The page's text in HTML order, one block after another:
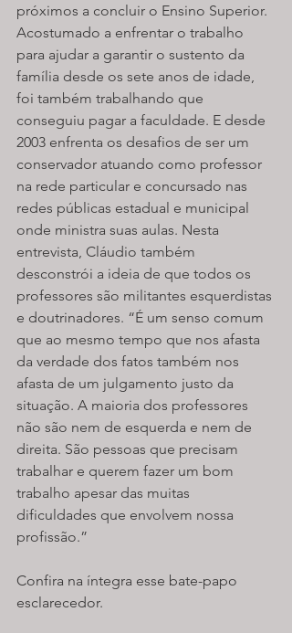
próximos a concluir o Ensino Superior.
Acostumado a enfrentar o trabalho
para ajudar a garantir o sustento da
família desde os sete anos de idade,
foi também trabalhando que
conseguiu pagar a faculdade. E desde
2003 enfrenta os desafios de ser um
conservador atuando como professor
na rede particular e concursado nas
redes públicas estadual e municipal
onde ministra suas aulas. Nesta
entrevista, Cláudio também
desconstrói a ideia de que todos os
professores são militantes esquerdistas
e doutrinadores. “É um senso comum
que ao mesmo tempo que nos afasta
da verdade dos fatos também nos
afasta de um julgamento justo da
situação. A maioria dos professores
não são nem de esquerda e nem de
direita. São pessoas que precisam
trabalhar e querem fazer um bom
trabalho apesar das muitas
dificuldades que envolvem nossa
profissão.”
Confira na íntegra esse bate-papo
esclarecedor.